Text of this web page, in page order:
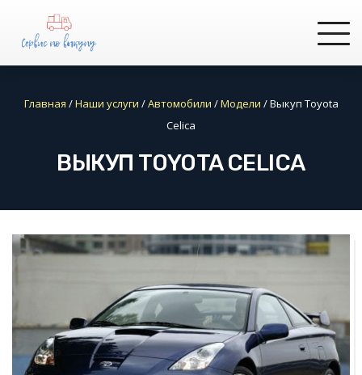
Главная /Наши услуги /Автомобили /Модели /Выкуп Toyota
Celica
ВЫКУП TOYOTA CELICA